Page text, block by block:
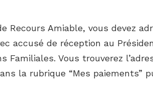
Recours Amiable, vous devez
accusé de réception au
Familiales. Vous trouverez
la rubrique “Mes paiements”